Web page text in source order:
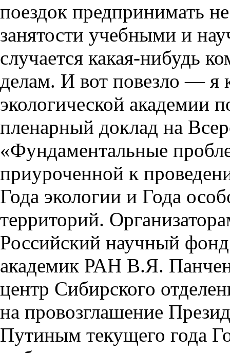
поездок предпринимать
занятости учебными и
случается какая-нибудь
делам. И вот повезло — я
экологической академии
пленарный доклад на
«Фундаментальные
приуроченной к
Года экологии и Года
территорий.
Российский научный
академик РАН В.Я.
центр Сибирского
на провозглашение
Путиным текущего года